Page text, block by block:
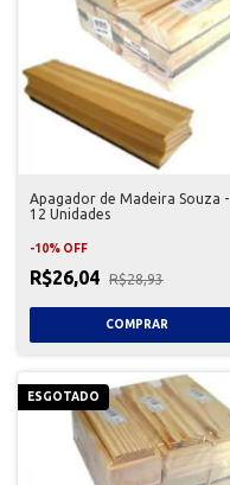
Apagador de Madeira Souza -
12 Unidades
-10% OFF
R$26,04 R$28,93
ESGOTADO